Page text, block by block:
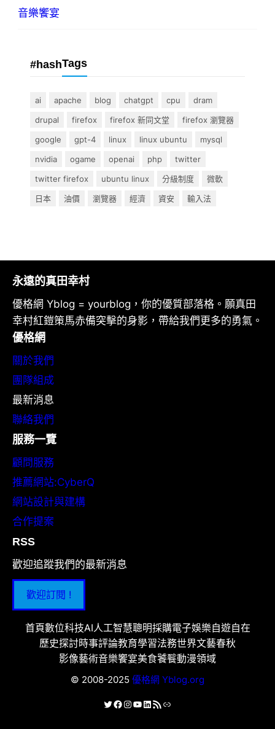
音樂饗宴
#hashTags
ai apache blog chatgpt cpu
dram
drupal
firefox firefox 新同文堂
firefox 瀏覽器
google
gpt-4 linux linux ubuntu
mysql
nvidia
ogame openai php
twitter
twitter firefox
ubuntu linux 分級制度
微軟
日本
油價 瀏覽器 經濟 資安 輸入法
永遠的真田幸村
優格網 Yblog = yourblog，你的優質部落格。願真田
幸村紅鎧策馬赤備突擊的身影，帶給我們更多的勇氣。
優格網
關於我們
團隊組成
最新消息
聯絡我們
服務一覽
顧問服務
推薦網站:CyberQ
網站設計與建構
合作提案
RSS
歡迎追蹤我們的最新消息
歡迎訂閱 !
首頁數位科技AI人工智慧聰明採購電子娛樂自遊自在
歷史探討時事評論教育學習法務世界文藝春秋
影像藝術音樂饗宴美食饕餮動漫領域
© 2008-2025 優格網 Yblog.org
X Facebook
Instagram
YouTube
LinkedIn
RSS 資訊提供連結